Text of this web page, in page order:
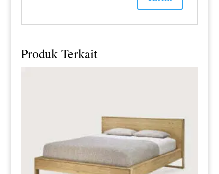
Produk Terkait